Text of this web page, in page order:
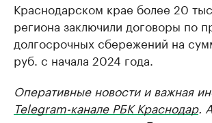
Краснодарском крае более 20
региона заключили договоры по
долгосрочных сбережений на
руб. с начала 2024 года.
Оперативные новости и важная
Telegram-канале РБК Краснодар.